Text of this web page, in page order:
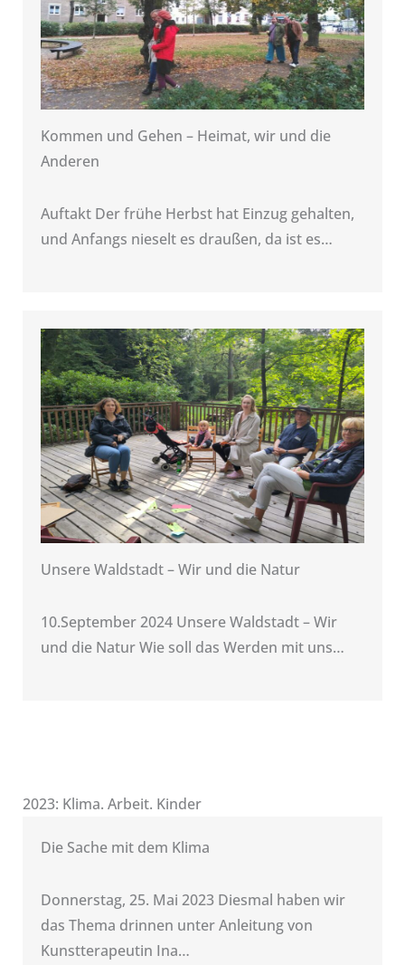
Kommen und Gehen – Heimat, wir und die
Anderen
Auftakt Der frühe Herbst hat Einzug gehalten,
und Anfangs nieselt es draußen, da ist es…
Unsere Waldstadt – Wir und die Natur
10.September 2024 Unsere Waldstadt – Wir
und die Natur Wie soll das Werden mit uns…
2023: Klima. Arbeit. Kinder
Die Sache mit dem Klima
Donnerstag, 25. Mai 2023 Diesmal haben wir
das Thema drinnen unter Anleitung von
Kunstterapeutin Ina…